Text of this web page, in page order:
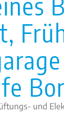
und